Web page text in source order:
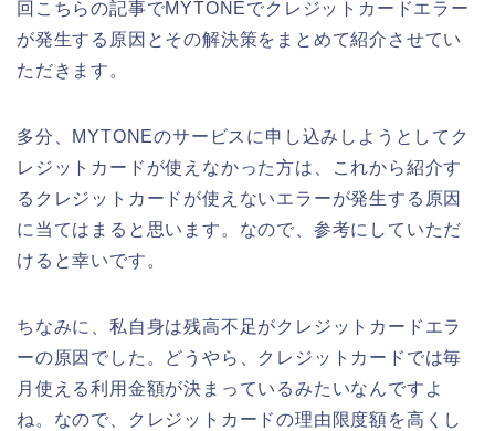
回こちらの記事でMYTONEでクレジットカードエラー
が発生する原因とその解決策をまとめて紹介させてい
ただきます。
多分、MYTONEのサービスに申し込みしようとしてク
レジットカードが使えなかった方は、これから紹介す
るクレジットカードが使えないエラーが発生する原因
に当てはまると思います。なので、参考にしていただ
けると幸いです。
ちなみに、私自身は残高不足がクレジットカードエラ
ーの原因でした。どうやら、クレジットカードでは毎
月使える利用金額が決まっているみたいなんですよ
ね。なので、クレジットカードの理由限度額を高くし